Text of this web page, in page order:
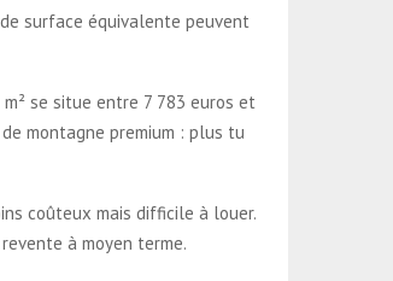
surface équivalente peuvent
se situe entre 7 783 euros et
montagne premium : plus tu
coûteux mais difficile à louer.
à moyen terme.